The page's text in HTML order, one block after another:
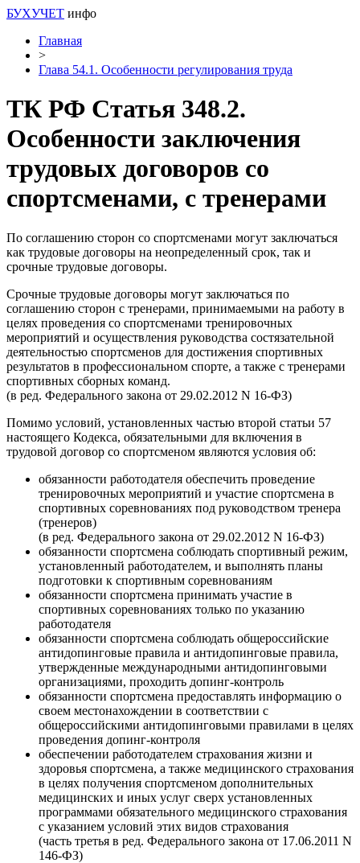
БУХУЧЕТ инфо
Главная
>
Глава 54.1. Особенности регулирования труда
ТК РФ Статья 348.2.
Особенности заключения
трудовых договоров со
спортсменами, с тренерами
По соглашению сторон со спортсменами могут заключаться
как трудовые договоры на неопределенный срок, так и
срочные трудовые договоры.
Срочные трудовые договоры могут заключаться по
соглашению сторон с тренерами, принимаемыми на работу в
целях проведения со спортсменами тренировочных
мероприятий и осуществления руководства состязательной
деятельностью спортсменов для достижения спортивных
результатов в профессиональном спорте, а также с тренерами
спортивных сборных команд.
(в ред. Федерального закона от 29.02.2012 N 16-ФЗ)
Помимо условий, установленных частью второй статьи 57
настоящего Кодекса, обязательными для включения в
трудовой договор со спортсменом являются условия об:
обязанности работодателя обеспечить проведение
тренировочных мероприятий и участие спортсмена в
спортивных соревнованиях под руководством тренера
(тренеров)
(в ред. Федерального закона от 29.02.2012 N 16-ФЗ)
обязанности спортсмена соблюдать спортивный режим,
установленный работодателем, и выполнять планы
подготовки к спортивным соревнованиям
обязанности спортсмена принимать участие в
спортивных соревнованиях только по указанию
работодателя
обязанности спортсмена соблюдать общероссийские
антидопинговые правила и антидопинговые правила,
утвержденные международными антидопинговыми
организациями, проходить допинг-контроль
обязанности спортсмена предоставлять информацию о
своем местонахождении в соответствии с
общероссийскими антидопинговыми правилами в целях
проведения допинг-контроля
обеспечении работодателем страхования жизни и
здоровья спортсмена, а также медицинского страхования
в целях получения спортсменом дополнительных
медицинских и иных услуг сверх установленных
программами обязательного медицинского страхования
с указанием условий этих видов страхования
(часть третья в ред. Федерального закона от 17.06.2011 N
146-ФЗ)